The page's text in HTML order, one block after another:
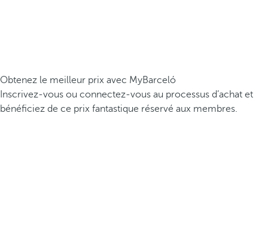
Obtenez le meilleur prix avec MyBarceló
Inscrivez-vous ou connectez-vous au processus d’achat et
bénéficiez de ce prix fantastique réservé aux membres.